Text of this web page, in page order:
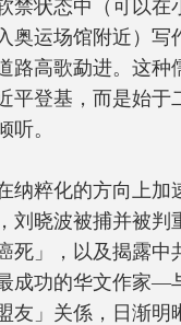
禁状态中（可以在
奥运场馆附近）写
路高歌勐进。这种
平登基，而是始于
听。
纳粹化的方向上加
刘晓波被捕并被判
死」，以及揭露中
成功的华文作家—
友」关係，日渐明